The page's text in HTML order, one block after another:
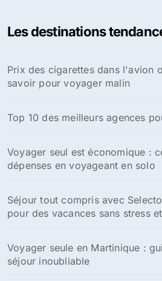
Les destinations
Prix des cigarettes dans l'avion
savoir pour voyager malin
Top 10 des meilleurs agences
Voyager seul est économique :
dépenses en voyageant en solo
Séjour tout compris avec
pour des vacances sans stress
Voyager seule en Martinique :
séjour inoubliable